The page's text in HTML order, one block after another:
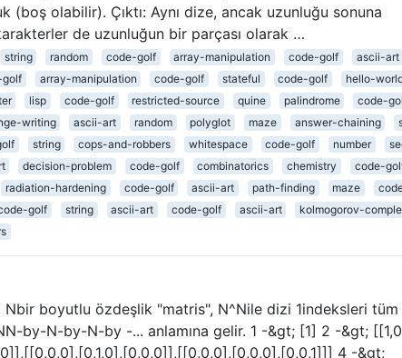
olabilir). Çıktı: Aynı dize, ancak uzunluğu sonuna
de uzunluğun bir parçası olarak …
string random code-golf array-manipulation code-golf
ascii-art
array-manipulation code-golf stateful code-golf
hello-
lisp code-golf restricted-source quine palindrome
code-
writing ascii-art random polyglot maze answer-chaining
string cops-and-robbers whitespace code-golf number
decision-problem code-golf combinatorics chemistry
code-
radiation-hardening code-golf ascii-art path-finding maze
golf string ascii-art code-golf ascii-art
kolmogorov-
Nbir boyutlu özdeşlik "matris", N^Nile dizi 1indeksleri tüm
by-N-by-N-by -... anlamına gelir. 1 -&gt; [1] 2 -&gt;
4 -&gt;